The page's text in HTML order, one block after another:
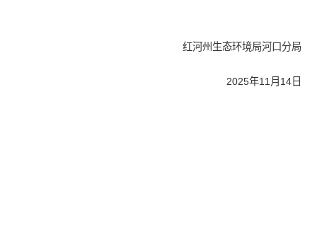
红河州生态环境局河口分局
2025年11月14日